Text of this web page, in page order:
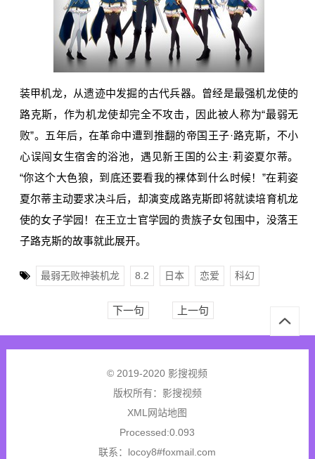
装甲机龙，从遗迹中发掘的古代兵器。曾经是最强机龙使的
路克斯，作为机龙使却完全不攻击，因此被人称为“最弱无
败”。五年后，在革命中遭到推翻的帝国王子·路克斯，不小
心误闯女生宿舍的浴池，遇见新王国的公主·莉姿夏尔蒂。
“你这个大色狼，到底还要看我的裸体到什么时候！”在莉姿
夏尔蒂主动要求决斗后，却演变成路克斯即将就读培育机龙
使的女子学园！在王立士官学园的贵族子女包围中，没落王
子路克斯的故事就此展开。
最弱无败神装机龙 8.2 日本 恋爱 科幻
下一句 上一句
© 2019-2020 影搜视频
版权所有： 影搜视频
XML网站地图
Processed:0.093
联系：locoy8#foxmail.com